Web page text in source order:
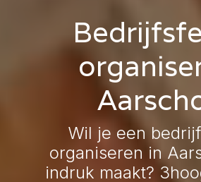
Wil je een
organiseren in
indruk maakt?